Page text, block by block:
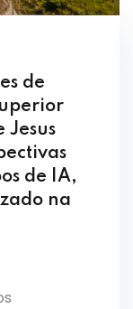
de
Jesus
de IA,
na